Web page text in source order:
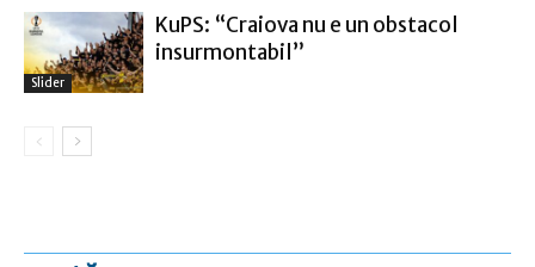
Slider
KuPS: “Craiova nu e un obstacol
insurmontabil”